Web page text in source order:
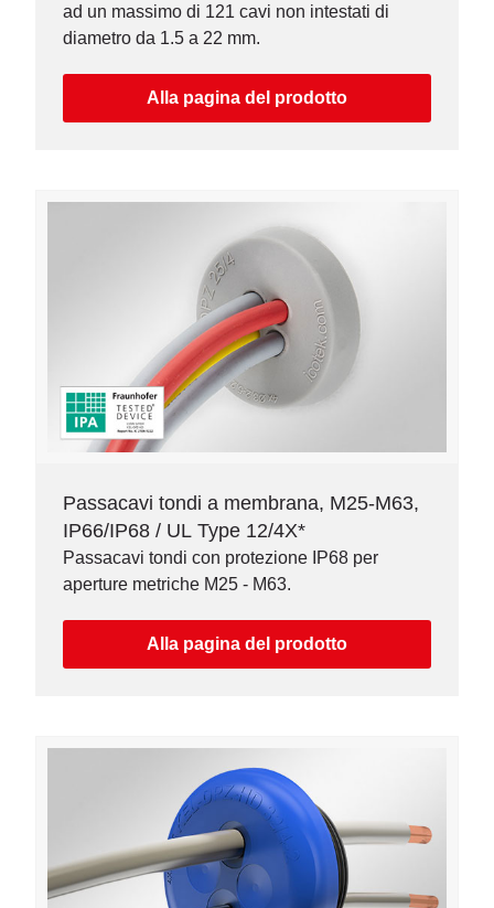
ad un massimo di 121 cavi non intestati di
diametro da 1.5 a 22 mm.
Alla pagina del prodotto
Passacavi tondi a membrana, M25-M63,
IP66/IP68 / UL Type 12/4X*
Passacavi tondi con protezione IP68 per
aperture metriche M25 - M63.
Alla pagina del prodotto